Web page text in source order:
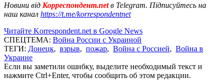
Новини від Корреспондент.netв Telegram. Підписуйтесь на
наш канал https://t.me/korrespondentnet
Читайте Korrespondent.net в Google News
СПЕЦТЕМА: Война России с Украиной
ТЕГИ: Донецк, взрыв, пожар, Война с Россией, Война в
Украине
Если вы заметили ошибку, выделите необходимый текст и
нажмите Ctrl+Enter, чтобы сообщить об этом редакции.